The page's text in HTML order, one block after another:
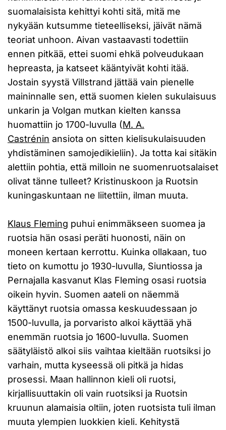
suomalaisista kehittyi kohti sitä, mitä me
nykyään kutsumme tieteelliseksi, jäivät nämä
teoriat unhoon. Aivan vastaavasti todettiin
ennen pitkää, ettei suomi ehkä polveudukaan
hepreasta, ja katseet kääntyivät kohti itää.
Jostain syystä Villstrand jättää vain pienelle
maininnalle sen, että suomen kielen sukulaisuus
unkarin ja Volgan mutkan kielten kanssa
huomattiin jo 1700-luvulla (M. A.
Castrénin ansiota on sitten kielisukulaisuuden
yhdistäminen samojedikieliin). Ja totta kai sitäkin
alettiin pohtia, että milloin ne suomenruotsalaiset
olivat tänne tulleet? Kristinuskoon ja Ruotsin
kuningaskuntaan ne liitettiin, ilman muuta.
Klaus Fleming puhui enimmäkseen suomea ja
ruotsia hän osasi peräti huonosti, näin on
moneen kertaan kerrottu. Kuinka ollakaan, tuo
tieto on kumottu jo 1930-luvulla, Siuntiossa ja
Pernajalla kasvanut Klas Fleming osasi ruotsia
oikein hyvin. Suomen aateli on näemmä
käyttänyt ruotsia omassa keskuudessaan jo
1500-luvulla, ja porvaristo alkoi käyttää yhä
enemmän ruotsia jo 1600-luvulla. Suomen
säätyläistö alkoi siis vaihtaa kieltään ruotsiksi jo
varhain, mutta kyseessä oli pitkä ja hidas
prosessi. Maan hallinnon kieli oli ruotsi,
kirjallisuuttakin oli vain ruotsiksi ja Ruotsin
kruunun alamaisia oltiin, joten ruotsista tuli ilman
muuta ylempien luokkien kieli. Kehitystä